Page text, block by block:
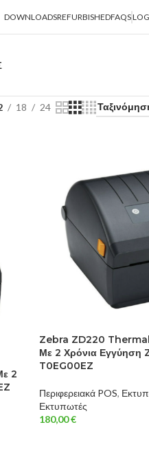
DOWNLOADSREFURBISHEDFAQS
18 24
2
Zebra ZD220
Με 2 Χρόνια Εγγύηση
T0EG00EZ
Περιφερειακά POS,
Εκτυπωτές
180,00€